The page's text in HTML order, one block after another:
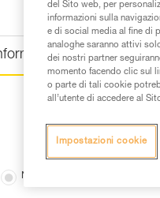
tecniche
Novità
del Sito web, per
informazioni sulla
e di social media al fine di
analoghe saranno attivi
dei nostri partner
momento facendo clic sul
o parte di tali cookie
all’utente di accedere al
Impostazioni cookie